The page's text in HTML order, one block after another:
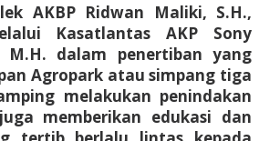
AKBP Ridwan Maliki, S.H.,
Kasatlantas AKP Sony
M.H. dalam penertiban yang
Agropark atau simpang tiga
melakukan penindakan
memberikan edukasi dan